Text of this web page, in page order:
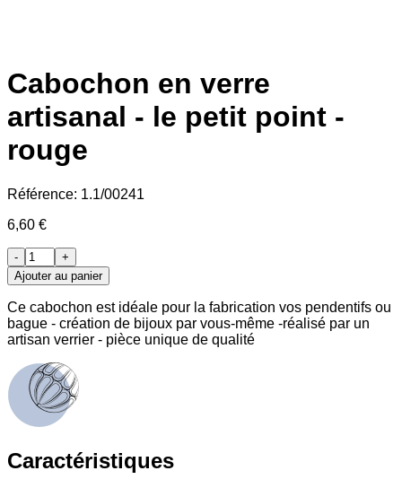
Cabochon en verre
artisanal - le petit point -
rouge
Référence: 1.1/00241
6,60 €
-
+
Ajouter au panier
Ce cabochon est idéale pour la fabrication vos pendentifs ou
bague - création de bijoux par vous-même -réalisé par un
artisan verrier - pièce unique de qualité
Caractéristiques